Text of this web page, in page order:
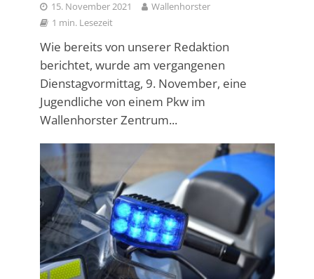
15. November 2021
Wallenhorster
1 min. Lesezeit
Wie bereits von unserer Redaktion
berichtet, wurde am vergangenen
Dienstagvormittag, 9. November, eine
Jugendliche von einem Pkw im
Wallenhorster Zentrum...